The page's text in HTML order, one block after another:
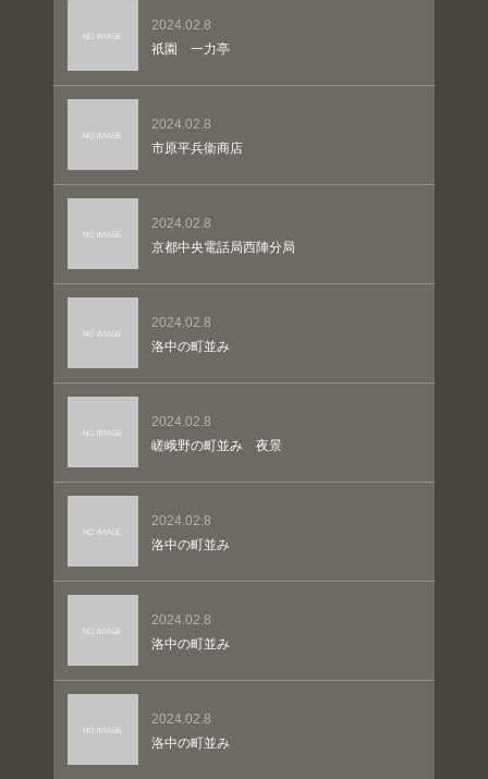
2024.02.8
祇園 一力亭
2024.02.8
市原平兵衞商店
2024.02.8
京都中央電話局西陣分局
2024.02.8
洛中の町並み
2024.02.8
嵯峨野の町並み 夜景
2024.02.8
洛中の町並み
2024.02.8
洛中の町並み
2024.02.8
洛中の町並み